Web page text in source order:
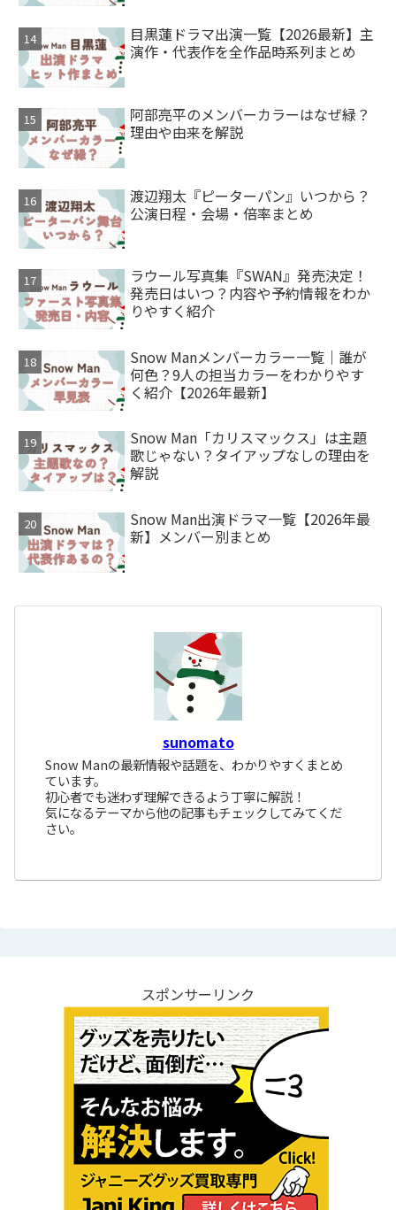
目黒蓮ドラマ出演一覧【2026最新】主
演作・代表作を全作品時系列まとめ
阿部亮平のメンバーカラーはなぜ緑？
理由や由来を解説
渡辺翔太『ピーターパン』いつから？
公演日程・会場・倍率まとめ
ラウール写真集『SWAN』発売決定！
発売日はいつ？内容や予約情報をわか
りやすく紹介
Snow Manメンバーカラー一覧｜誰が
何色？9人の担当カラーをわかりやす
く紹介【2026年最新】
Snow Man「カリスマックス」は主題
歌じゃない？タイアップなしの理由を
解説
Snow Man出演ドラマ一覧【2026年最
新】メンバー別まとめ
sunomato
Snow Manの最新情報や話題を、わかりやすくまとめ
ています。
初心者でも迷わず理解できるよう丁寧に解説！
気になるテーマから他の記事もチェックしてみてくだ
さい。
スポンサーリンク